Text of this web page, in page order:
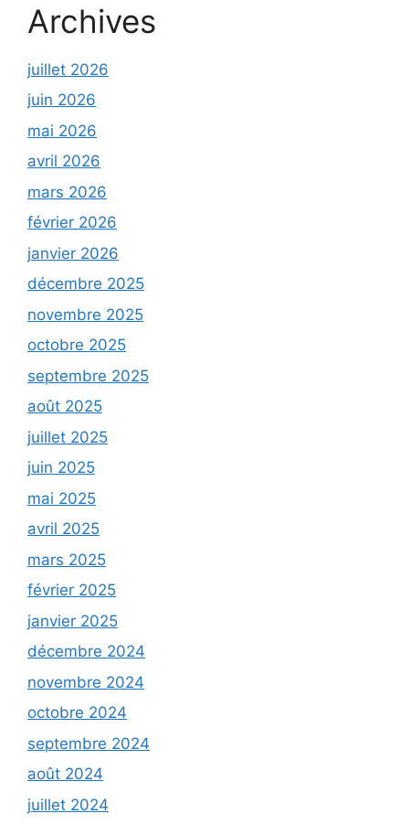
Archives
juillet 2026
juin 2026
mai 2026
avril 2026
mars 2026
février 2026
janvier 2026
décembre 2025
novembre 2025
octobre 2025
septembre 2025
août 2025
juillet 2025
juin 2025
mai 2025
avril 2025
mars 2025
février 2025
janvier 2025
décembre 2024
novembre 2024
octobre 2024
septembre 2024
août 2024
juillet 2024